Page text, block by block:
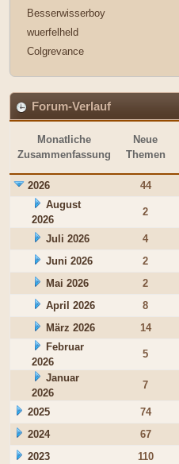
Besserwisserboy
wuerfelheld
Colgrevance
Forum-Verlauf
Monatliche
Zusammenfassung
Neue
Themen
2026
44
August
2026
2
Juli 2026 4
Juni 2026
2
Mai 2026
2
April 2026
8
März 2026
14
Februar
2026
5
Januar
2026
7
2025 74
2024
67
2023
110